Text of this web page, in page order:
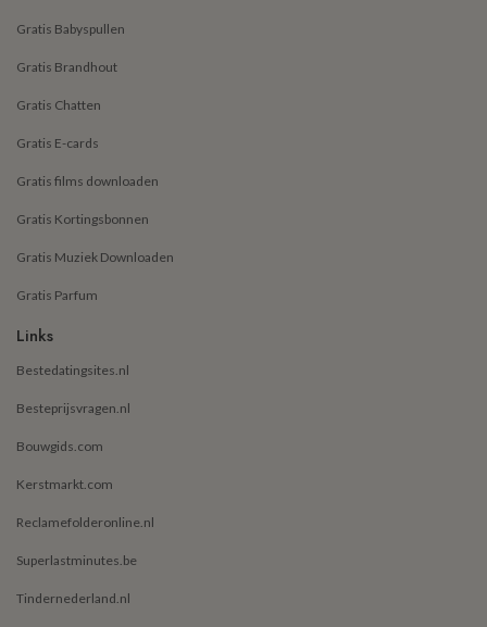
Gratis Babyspullen
Gratis Brandhout
Gratis Chatten
Gratis E-cards
Gratis films downloaden
Gratis Kortingsbonnen
Gratis Muziek Downloaden
Gratis Parfum
Links
Bestedatingsites.nl
Besteprijsvragen.nl
Bouwgids.com
Kerstmarkt.com
Reclamefolderonline.nl
Superlastminutes.be
Tindernederland.nl